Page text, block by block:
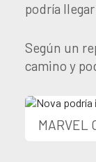
podría
Según un
camino y
MARVEL